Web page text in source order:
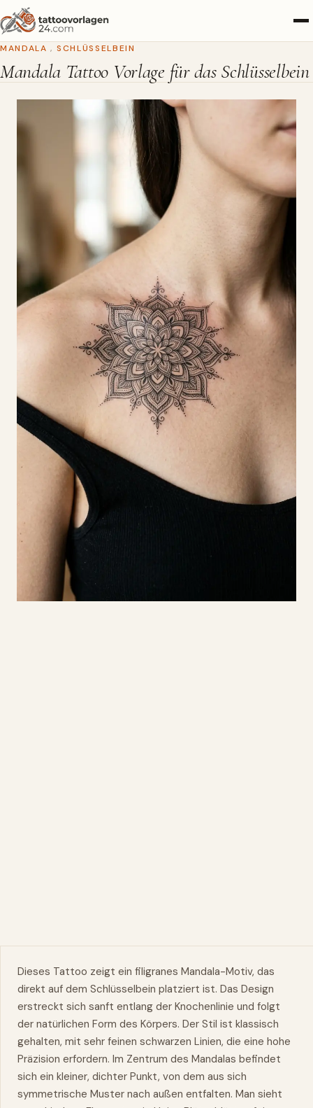
MANDALA , SCHLÜSSELBEIN
Mandala Tattoo Vorlage für das Schlüsselbein
Dieses Tattoo zeigt ein filigranes Mandala-Motiv, das
direkt auf dem Schlüsselbein platziert ist. Das Design
erstreckt sich sanft entlang der Knochenlinie und folgt
der natürlichen Form des Körpers. Der Stil ist klassisch
gehalten, mit sehr feinen schwarzen Linien, die eine hohe
Präzision erfordern. Im Zentrum des Mandalas befindet
sich ein kleiner, dichter Punkt, von dem aus sich
symmetrische Muster nach außen entfalten. Man sieht